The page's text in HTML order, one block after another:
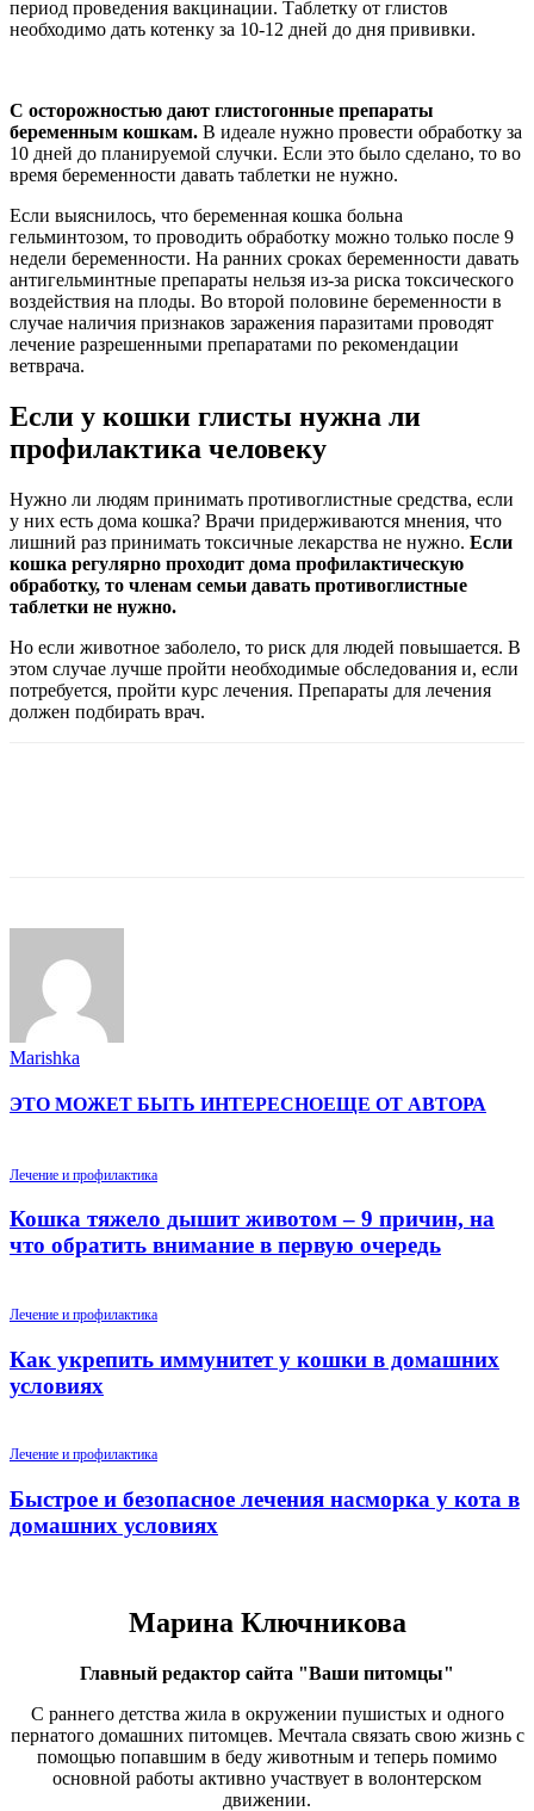
период проведения вакцинации. Таблетку от глистов
необходимо дать котенку за 10-12 дней до дня прививки.
С осторожностью дают глистогонные препараты
беременным кошкам. В идеале нужно провести обработку за
10 дней до планируемой случки. Если это было сделано, то во
время беременности давать таблетки не нужно.
Если выяснилось, что беременная кошка больна
гельминтозом, то проводить обработку можно только после 9
недели беременности. На ранних сроках беременности давать
антигельминтные препараты нельзя из-за риска токсического
воздействия на плоды. Во второй половине беременности в
случае наличия признаков заражения паразитами проводят
лечение разрешенными препаратами по рекомендации
ветврача.
Если у кошки глисты нужна ли
профилактика человеку
Нужно ли людям принимать противоглистные средства, если
у них есть дома кошка? Врачи придерживаются мнения, что
лишний раз принимать токсичные лекарства не нужно. Если
кошка регулярно проходит дома профилактическую
обработку, то членам семьи давать противоглистные
таблетки не нужно.
Но если животное заболело, то риск для людей повышается. В
этом случае лучше пройти необходимые обследования и, если
потребуется, пройти курс лечения. Препараты для лечения
должен подбирать врач.
Marishka
ЭТО МОЖЕТ БЫТЬ ИНТЕРЕСНОЕЩЕ ОТ АВТОРА
Лечение и профилактика
Кошка тяжело дышит животом – 9 причин, на
что обратить внимание в первую очередь
Лечение и профилактика
Как укрепить иммунитет у кошки в домашних
условиях
Лечение и профилактика
Быстрое и безопасное лечения насморка у кота в
домашних условиях
Марина Ключникова
Главный редактор сайта "Ваши питомцы"
С раннего детства жила в окружении пушистых и одного
пернатого домашних питомцев. Мечтала связать свою жизнь с
помощью попавшим в беду животным и теперь помимо
основной работы активно участвует в волонтерском
движении.